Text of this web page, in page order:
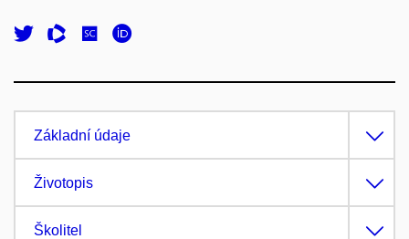
Základní údaje
Životopis
Školitel